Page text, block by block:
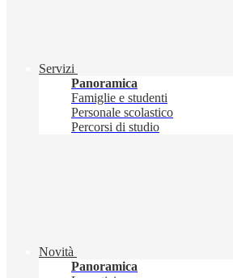
Servizi
Panoramica
Famiglie e studenti
Personale scolastico
Percorsi di studio
Novità
Panoramica